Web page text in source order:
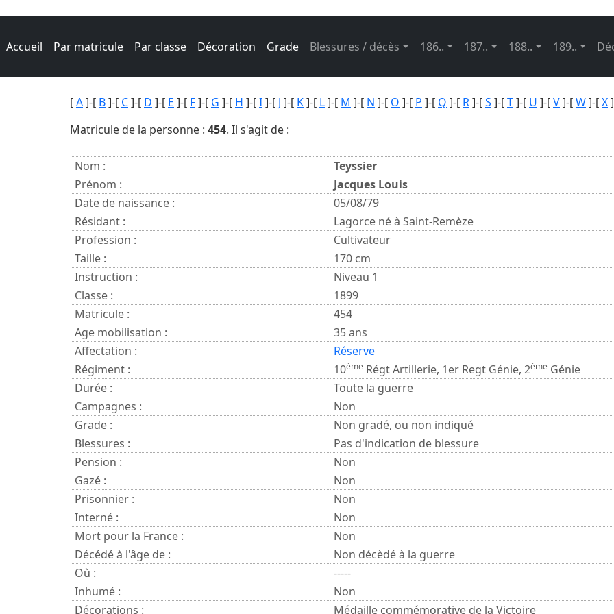
Accueil Par matricule Par classe Décoration Grade Blessures / décès 186.. 187.. 188.. 189..
[A]-[ B]-[ C]-[ D ]-[ E ]-[ F]-[ G ]-[ H ]-[I]-[ J ]-[ K]-[ L]-[ M ]-[ N ]-[ O ]-[ P ]-[ Q ]-[ R]-[S ]-[T]-[ U ]-[V]-[W]-[X
Matricule de la personne : 454. Il s'agit de :
Nom :
Teyssier
Prénom :
Jacques Louis
Date de naissance :
05/08/79
Résidant :
Lagorce né à Saint-Remèze
Profession :
Cultivateur
Taille :
170 cm
Instruction :
Niveau 1
Classe :
1899
Matricule :
454
Age mobilisation :
35 ans
Affectation :
Réserve
Régiment :
10ème Régt Artillerie, 1er Regt Génie, 2ème Génie
Durée :
Toute la guerre
Campagnes :
Non
Grade :
Non gradé, ou non indiqué
Blessures :
Pas d'indication de blessure
Pension :
Non
Gazé :
Non
Prisonnier :
Non
Interné :
Non
Mort pour la France :
Non
Décédé à l'âge de :
Non décèdé à la guerre
Où :
-----
Inhumé :
Non
Décorations :
Médaille commémorative de la Victoire